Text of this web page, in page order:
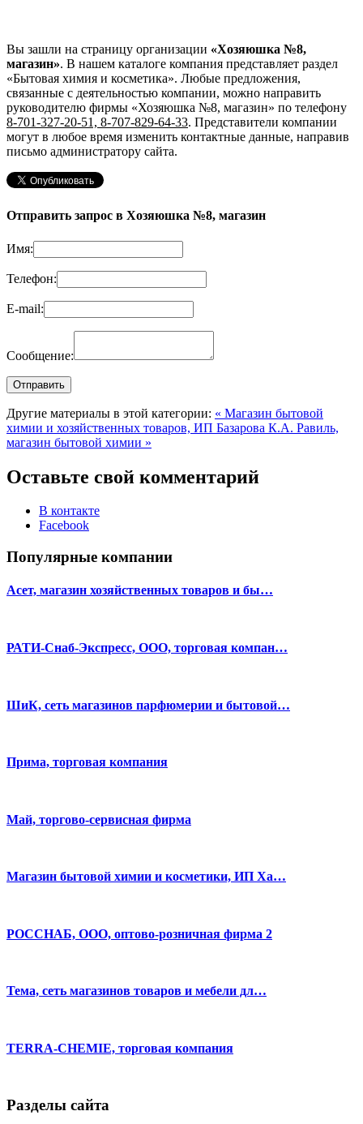
Вы зашли на страницу организации «Хозяюшка №8,
магазин». В нашем каталоге компания представляет раздел
«Бытовая химия и косметика». Любые предложения,
связанные с деятельностью компании, можно направить
руководителю фирмы «Хозяюшка №8, магазин» по телефону
8-701-327-20-51, 8-707-829-64-33. Представители компании
могут в любое время изменить контактные данные, направив
письмо администратору сайта.
Отправить запрос в Хозяюшка №8, магазин
Имя:
Телефон:
E-mail:
Сообщение:
Другие материалы в этой категории: « Магазин бытовой
химии и хозяйственных товаров, ИП Базарова К.А. Равиль,
магазин бытовой химии »
Оставьте свой комментарий
В контакте
Facebook
Популярные компании
Асет, магазин хозяйственных товаров и бы…
РАТИ-Снаб-Экспресс, ООО, торговая компан…
ШиК, сеть магазинов парфюмерии и бытовой…
Прима, торговая компания
Май, торгово-сервисная фирма
Магазин бытовой химии и косметики, ИП Ха…
РОССНАБ, ООО, оптово-розничная фирма 2
Тема, сеть магазинов товаров и мебели дл…
TERRA-CHEMIE, торговая компания
Разделы сайта